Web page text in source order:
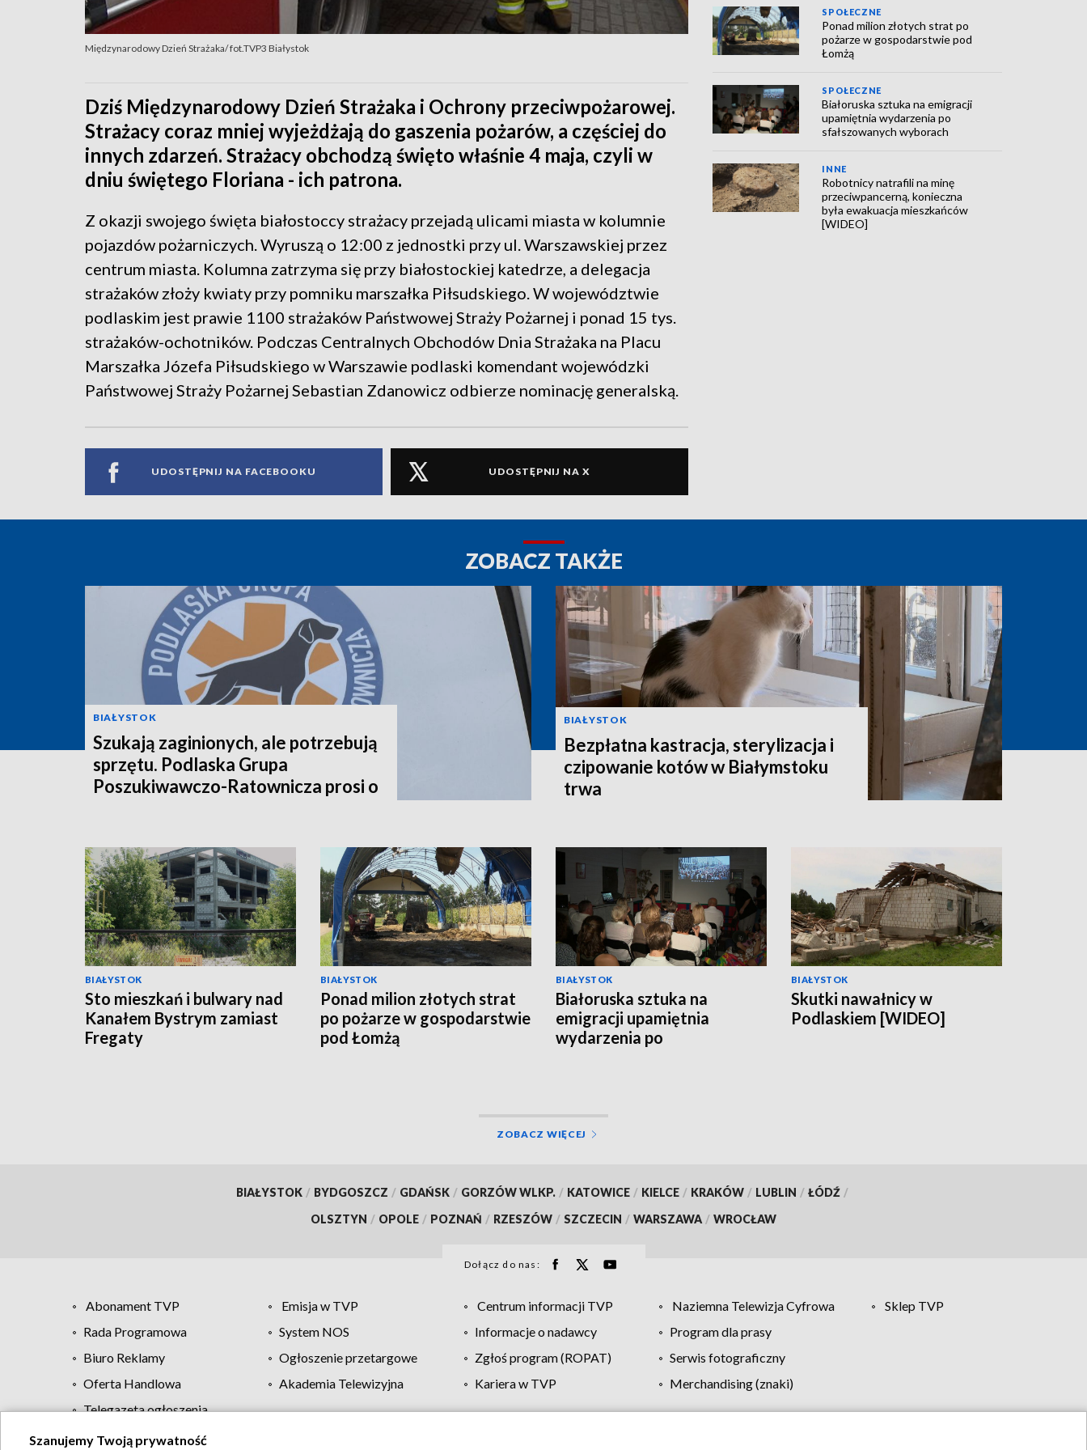
Międzynarodowy Dzień Strażaka/ fot.TVP3 Białystok
Dziś Międzynarodowy Dzień Strażaka i Ochrony przeciwpożarowej.
Strażacy coraz mniej wyjeżdżają do gaszenia pożarów, a częściej do
innych zdarzeń. Strażacy obchodzą święto właśnie 4 maja, czyli w
dniu świętego Floriana - ich patrona.
Z okazji swojego święta białostoccy strażacy przejadą ulicami miasta w kolumnie
pojazdów pożarniczych. Wyruszą o 12:00 z jednostki przy ul. Warszawskiej przez
centrum miasta. Kolumna zatrzyma się przy białostockiej katedrze, a delegacja
strażaków złoży kwiaty przy pomniku marszałka Piłsudskiego. W województwie
podlaskim jest prawie 1100 strażaków Państwowej Straży Pożarnej i ponad 15 tys.
strażaków-ochotników. Podczas Centralnych Obchodów Dnia Strażaka na Placu
Marszałka Józefa Piłsudskiego w Warszawie podlaski komendant wojewódzki
Państwowej Straży Pożarnej Sebastian Zdanowicz odbierze nominację generalską.
UDOSTĘPNIJ NA FACEBOOKU UDOSTĘPNIJ NA X
SPOŁECZNE
Ponad milion złotych strat po
pożarze w gospodarstwie pod
Łomżą
SPOŁECZNE
Białoruska sztuka na emigracji
upamiętnia wydarzenia po
sfałszowanych wyborach
INNE
Robotnicy natrafili na minę
przeciwpancerną, konieczna
była ewakuacja mieszkańców
[WIDEO]
ZOBACZ TAKŻE
BIAŁYSTOK
Szukają zaginionych, ale potrzebują
sprzętu. Podlaska Grupa
Poszukiwawczo-Ratownicza prosi o
BIAŁYSTOK
Bezpłatna kastracja, sterylizacja i
czipowanie kotów w Białymstoku
trwa
BIAŁYSTOK
Sto mieszkań i bulwary nad
Kanałem Bystrym zamiast
Fregaty
BIAŁYSTOK
Ponad milion złotych strat
po pożarze w gospodarstwie
pod Łomżą
BIAŁYSTOK
Białoruska sztuka na
emigracji upamiętnia
wydarzenia po
BIAŁYSTOK
Skutki nawałnicy w
Podlaskiem [WIDEO]
ZOBACZ WIĘCEJ
BIAŁYSTOK / BYDGOSZCZ / GDAŃSK / GORZÓW WLKP. / KATOWICE / KIELCE / KRAKÓW / LUBLIN / ŁÓDŹ /
OLSZTYN / OPOLE / POZNAŃ / RZESZÓW / SZCZECIN / WARSZAWA / WROCŁAW
Dołącz do nas:
Abonament TVP Emisja w TVP Centrum informacji TVP Naziemna Telewizja Cyfrowa
Sklep TVP
Rada Programowa
System NOS Informacje o nadawcy
Program dla prasy
Biuro Reklamy
Ogłoszenie przetargowe Zgłoś program (ROPAT)
Serwis fotograficzny
Oferta Handlowa
Akademia Telewizyjna Kariera w TVP
Merchandising (znaki)
Telegazeta ogłoszenia
Szanujemy Twoją prywatność